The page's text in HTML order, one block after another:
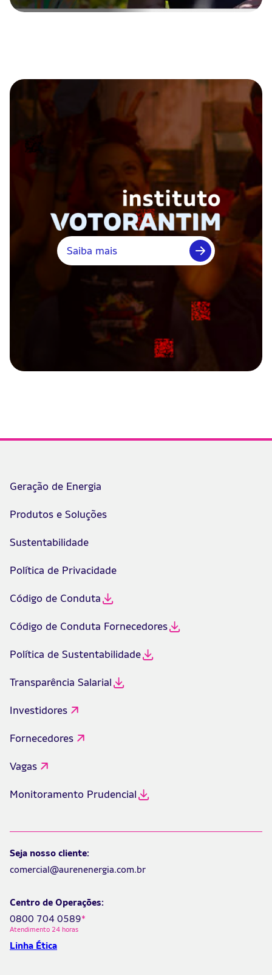
Saiba mais
Geração de Energia
Produtos e Soluções
Sustentabilidade
Política de Privacidade
Código de Conduta
Código de Conduta Fornecedores
Política de Sustentabilidade
Transparência Salarial
Investidores
Fornecedores
Vagas
Monitoramento Prudencial
Seja nosso cliente:
comercial@aurenenergia.com.br
Centro de Operações:
0800 704 0589*
Atendimento 24 horas
Linha Ética